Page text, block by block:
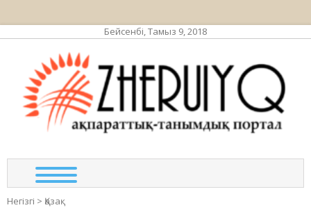
Бейсенбі, Тамыз 9, 2018
Негізгі > Қазақ